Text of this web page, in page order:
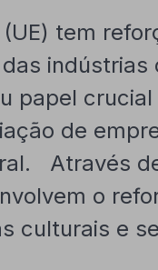
tem
indústrias
papel
de
Através
o
culturais e